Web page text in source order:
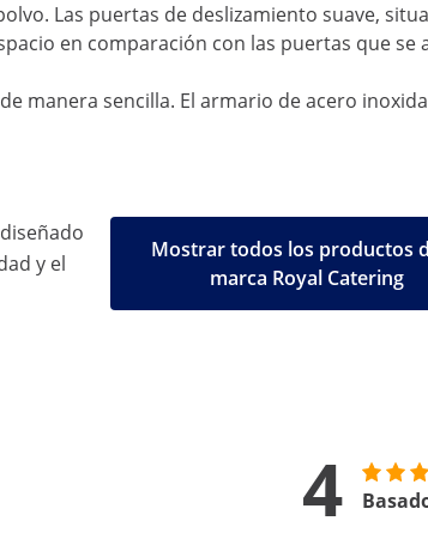
Las puertas de deslizamiento suave,
en comparación con las puertas que
manera sencilla. El armario de acero
y el
Mostrar todos los productos
marca Royal Catering
4